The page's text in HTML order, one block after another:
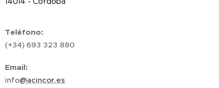
Teléfono:
(+34) 693 323 880
Email:
info@acincor.es